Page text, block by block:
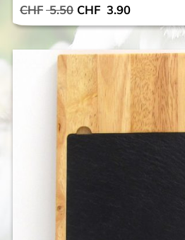
CHF5.50 Ursprünglicher
Preis
CHF 5.50
CHF 3.90Aktueller
Preis
CHF 3.90.